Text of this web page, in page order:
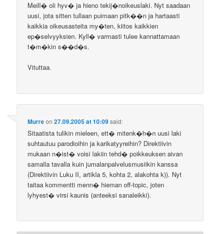
Meill� oli hyv� ja hieno tekij�noikeuslaki. Nyt saadaan
uusi, jota sitten tullaan puimaan pitk��n ja hartaasti
kaikkia oikeusasteita my�ten, kiitos kaikkien
ep�selvyyksien. Kyll� varmasti tulee kannattamaan
t�m�kin s��d�s.
Vituttaa.
Murreon27.09.2005 at 10:09said:
Sitaatista tulikin mieleen, ett� mitenk�h�n uusi laki
suhtautuu parodioihin ja karikatyyreihin? Direktiivin
mukaan n�ist� voisi lakiin tehd� poikkeuksen aivan
samalla tavalla kuin jumalanpalvelusmusiikin kanssa
(Direktiivin Luku II, artikla 5, kohta 2, alakohta k)). Nyt
taitaa kommentti menn� hieman off-topic, joten
lyhyest� virsi kaunis (anteeksi sanaleikki).